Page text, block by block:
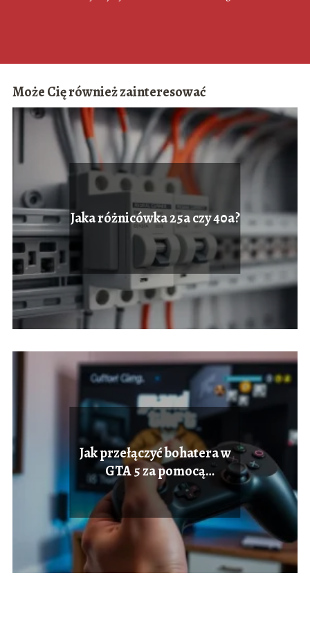
Może Cię również zainteresować
Jaka różnicówka 25a czy 40a?
Jak przełączyć bohatera w
GTA 5 za pomocą
kontrolera?